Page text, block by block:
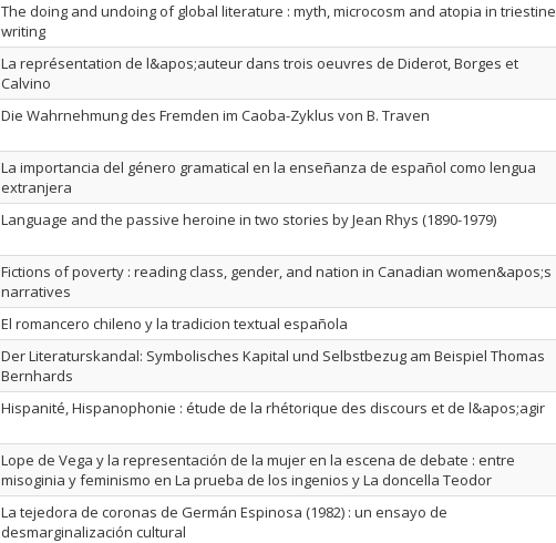
The doing and undoing of global literature : myth, microcosm and atopia in triestine
writing
La représentation de l&apos;auteur dans trois oeuvres de Diderot, Borges et
Calvino
Die Wahrnehmung des Fremden im Caoba-Zyklus von B. Traven
La importancia del género gramatical en la enseñanza de español como lengua
extranjera
Language and the passive heroine in two stories by Jean Rhys (1890-1979)
Fictions of poverty : reading class, gender, and nation in Canadian women&apos;s
narratives
El romancero chileno y la tradicion textual española
Der Literaturskandal: Symbolisches Kapital und Selbstbezug am Beispiel Thomas
Bernhards
Hispanité, Hispanophonie : étude de la rhétorique des discours et de l&apos;agir
Lope de Vega y la representación de la mujer en la escena de debate : entre
misoginia y feminismo en La prueba de los ingenios y La doncella Teodor
La tejedora de coronas de Germán Espinosa (1982) : un ensayo de
desmarginalización cultural